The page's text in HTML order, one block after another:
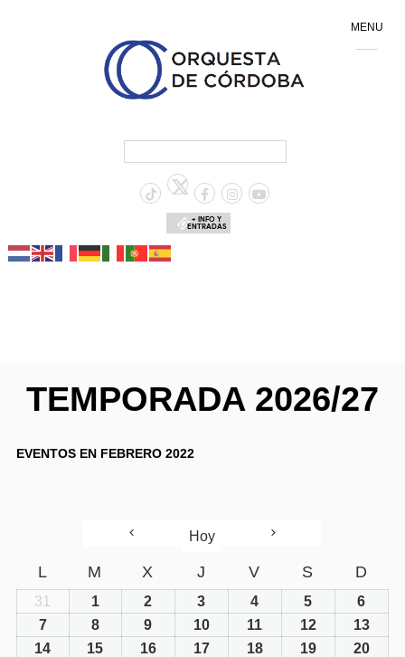
+ INFO Y
ENTRADAS
TEMPORADA 2026/27
EVENTOS EN FEBRERO 2022
Hoy
L M X J V S D
31 1 2 3 4 5
6
7
8 9 10 11 12
13
14
15 16 17 18 19
20
MENU